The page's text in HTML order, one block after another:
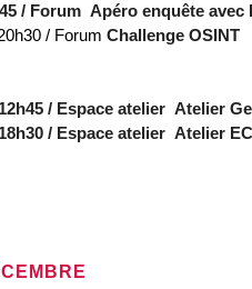
/ Forum Apéro enquête avec
/ Forum Challenge OSINT
/ Espace atelier Atelier
/ Espace atelier Atelier